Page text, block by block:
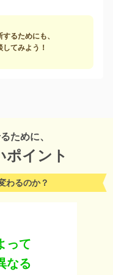
るためにも、
てみよう！
ために、
ポイント
わるのか？
って
なる